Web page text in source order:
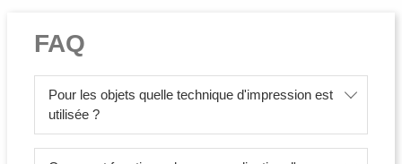
FAQ
Pour les objets quelle technique d'impression est
utilisée ?